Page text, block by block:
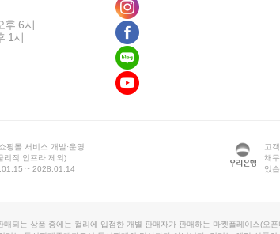
후 6시
1시
핑몰 서비스 개발·운영
리적 인프라 제외)
~ 2028.01.14
고
채
있
매되는 상품 중에는 컬리에 입점한 개별 판매자가 판매하는 마켓플레이스(오